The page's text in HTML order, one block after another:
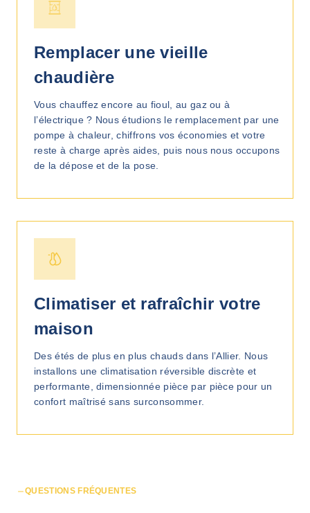
Remplacer une vieille
chaudière
Vous chauffez encore au fioul, au gaz ou à
l’électrique ? Nous étudions le remplacement par une
pompe à chaleur, chiffrons vos économies et votre
reste à charge après aides, puis nous nous occupons
de la dépose et de la pose.
Climatiser et rafraîchir votre
maison
Des étés de plus en plus chauds dans l’Allier. Nous
installons une climatisation réversible discrète et
performante, dimensionnée pièce par pièce pour un
confort maîtrisé sans surconsommer.
QUESTIONS FRÉQUENTES